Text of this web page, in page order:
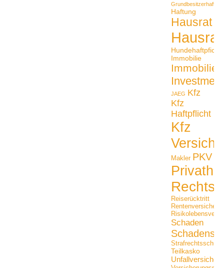
Haftung
Hausrat
Hundehaftpficht
Immobilie
JAEG Kfz
Kfz
Haftpflicht
Kfz
Makler PKV
Reiserücktritt
Schaden
Strafrechtsschutz
Teilkasko